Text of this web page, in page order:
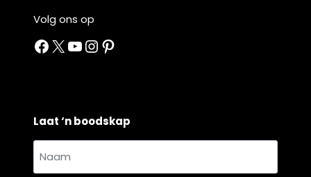
Volg ons op
Facebook
X YouTube
Instagram
Pinterest
Laat ‘n boodskap